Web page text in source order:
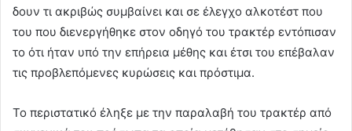
δουν τι ακριβώς συμβαίνει και σε έλεγχο αλκοτέστ που
του που διενεργήθηκε στον οδηγό του τρακτέρ εντόπισαν
το ότι ήταν υπό την επήρεια μέθης και έτσι του επέβαλαν
τις προβλεπόμενες κυρώσεις και πρόστιμα.
Το περιστατικό έληξε με την παραλαβή του τρακτέρ από